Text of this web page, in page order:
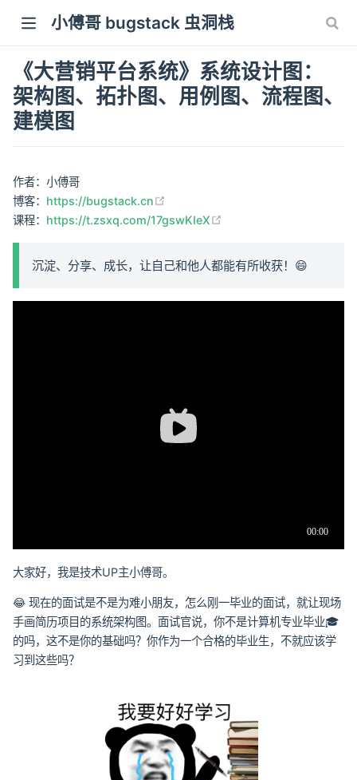
小傅哥 bugstack 虫洞栈
《大营销平台系统》系统设计图：
架构图、拓扑图、用例图、流程图、
建模图
作者：小傅哥
博客： https://bugstack.cn
课程： https://t.zsxq.com/17gswKIeX
沉淀、分享、成长，让自己和他人都能有所收获！😄
大家好，我是技术UP主小傅哥。
😂 现在的面试是不是为难小朋友，怎么刚一毕业的面试，就让现场
手画简历项目的系统架构图。面试官说，你不是计算机专业毕业🎓
的吗，这不是你的基础吗？你作为一个合格的毕业生，不就应该学
习到这些吗？